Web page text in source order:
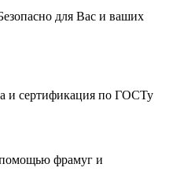
для Вас и ваших
и сертификация по ГОСТу
фрамуг и